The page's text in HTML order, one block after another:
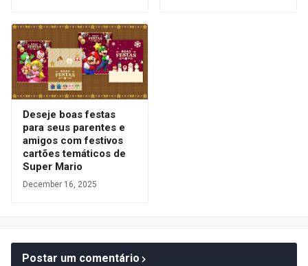
Deseje boas festas
para seus parentes e
amigos com festivos
cartões temáticos de
Super Mario
December 16, 2025
Postar um comentário